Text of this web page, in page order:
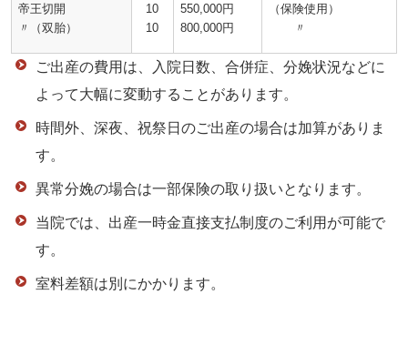
帝王切開
〃（双胎）
10
10
550,000円
800,000円
（保険使用）
〃
ご出産の費用は、入院日数、合併症、分娩状況などに
よって大幅に変動することがあります。
時間外、深夜、祝祭日のご出産の場合は加算がありま
す。
異常分娩の場合は一部保険の取り扱いとなります。
当院では、出産一時金直接支払制度のご利用が可能で
す。
室料差額は別にかかります。